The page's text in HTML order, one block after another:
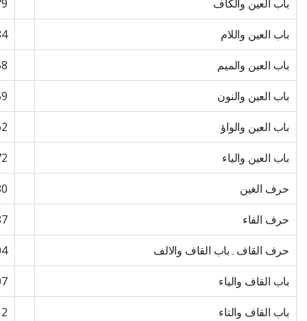
باب العین والکاف
باب العین واللام
باب العین والمیم
باب العین والنون
باب العین والواؤ
باب العین والیاء
حرف الغین
حرف الفاء
حرف القاف۔باب القاف والالف
باب القاف والیاء
باب القاف والتاء